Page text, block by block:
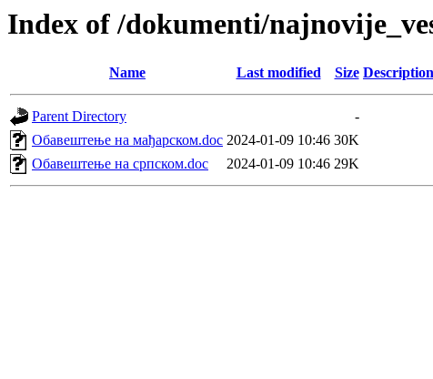
Index of /dokumenti/
Name Last modified Size Description
Parent Directory
-
Обавештење на мађарском.doc 2024-01-09 10:46 30K
Обавештење на српском.doc
2024-01-09 10:46 29K